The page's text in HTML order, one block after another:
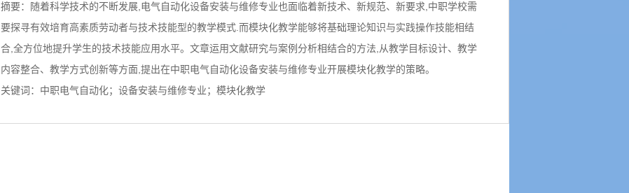
摘要：随着科学技术的不断发展,电气自动化设备安装与维修专业也面临着新技术、新规范、新要求,中职学校需
要探寻有效培育高素质劳动者与技术技能型的教学模式.而模块化教学能够将基础理论知识与实践操作技能相结
合,全方位地提升学生的技术技能应用水平。文章运用文献研究与案例分析相结合的方法,从教学目标设计、教学
内容整合、教学方式创新等方面,提出在中职电气自动化设备安装与维修专业开展模块化教学的策略。
关键词：中职电气自动化；设备安装与维修专业；模块化教学